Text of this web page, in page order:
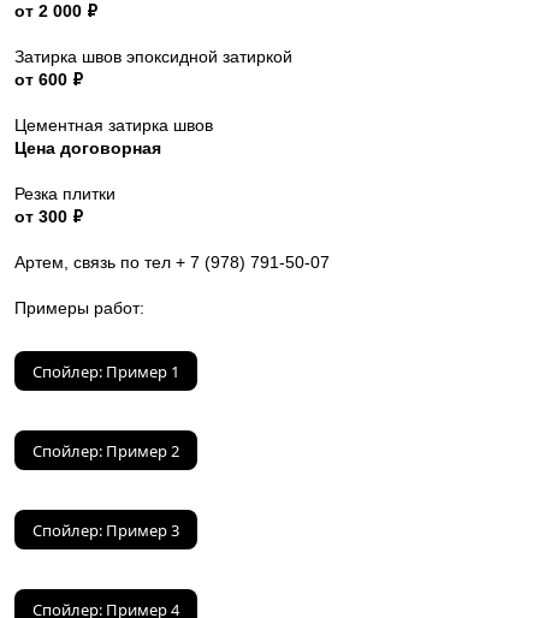
от 2 000 ₽
Затирка швов эпоксидной затиркой
от 600 ₽
Цементная затирка швов
Цена договорная
Резка плитки
от 300 ₽
Артем, связь по тел + 7 (978) 791-50-07
Примеры работ:
Спойлер: Пример 1
Спойлер: Пример 2
Спойлер: Пример 3
Спойлер: Пример 4